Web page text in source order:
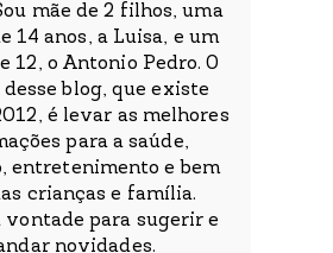
mãe de 2 filhos, uma
14 anos, a Luisa, e um
12, o Antonio Pedro. O
blog, que existe
é levar as melhores
para a saúde,
entretenimento e bem
crianças e família.
vontade para sugerir e
novidades.